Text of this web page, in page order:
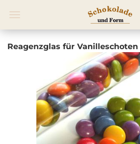
Reagenzglas für Vanilleschoten